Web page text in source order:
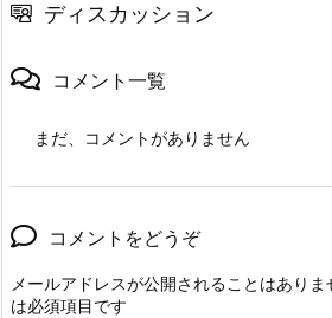
ディスカッション
コメント一覧
まだ、コメントがありません
コメントをどうぞ
メールアドレスが公開されることはありま
は必須項目です